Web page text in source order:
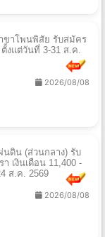
ขาโพนพิสัย รับสมัคร
งแต่วันที่ 3-31 ส.ค.
2026/08/08
นดิน (ส่วนกลาง) รับ
เงินเดือน 11,400 -
ส.ค. 2569
2026/08/08